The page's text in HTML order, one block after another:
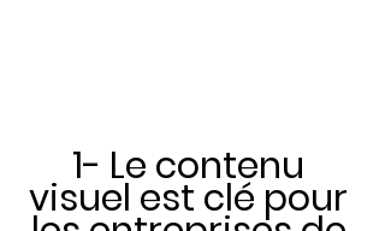
1- Le contenu
visuel est clé pour